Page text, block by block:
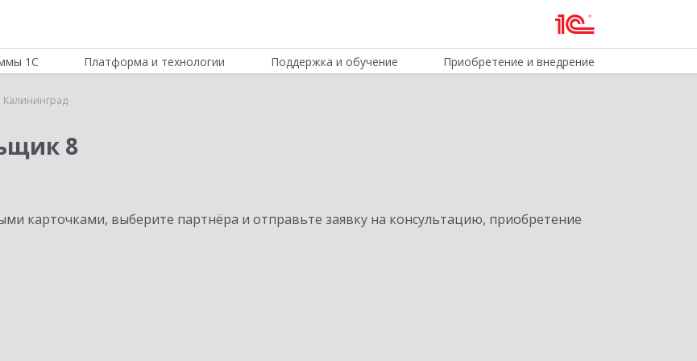
1С Платформа и технологии Поддержка и обучение Приобретение и внедрение
Калининград
8
карточками, выберите партнёра и отправьте заявку на консультацию, приобретение